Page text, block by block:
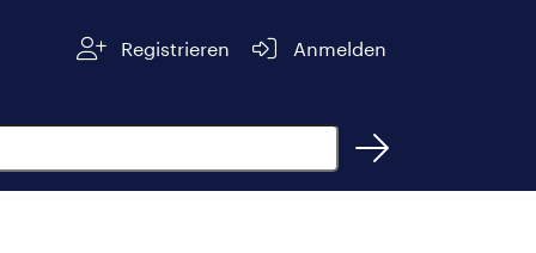
Registrieren Anmelden